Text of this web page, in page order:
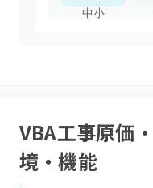
中小
VBA工事原価
境・機能